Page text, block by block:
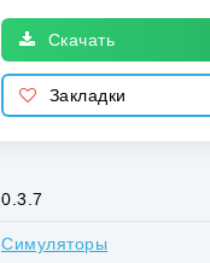
Скачать
Закладки
0.3.7
Симуляторы